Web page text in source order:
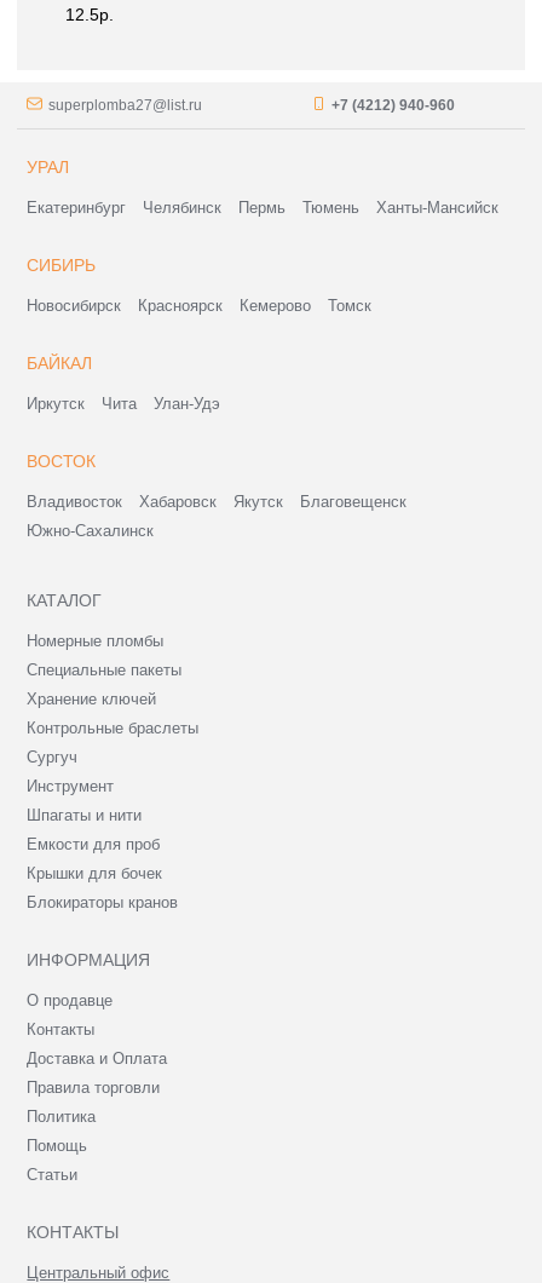
12.5р.
superplomba27@list.ru +7 (4212) 940-960
УРАЛ
Екатеринбург Челябинск Пермь Тюмень Ханты-Мансийск
СИБИРЬ
Новосибирск Красноярск Кемерово Томск
БАЙКАЛ
Иркутск Чита Улан-Удэ
ВОСТОК
Владивосток Хабаровск Якутск
Благовещенск
Южно-Сахалинск
КАТАЛОГ
Номерные пломбы
Специальные пакеты
Хранение ключей
Контрольные браслеты
Сургуч
Инструмент
Шпагаты и нити
Емкости для проб
Крышки для бочек
Блокираторы кранов
ИНФОРМАЦИЯ
О продавце
Контакты
Доставка и Оплата
Правила торговли
Политика
Помощь
Статьи
КОНТАКТЫ
Центральный офис